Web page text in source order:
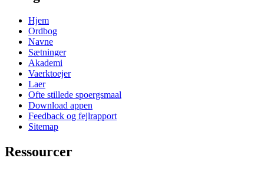
Hjem
Ordbog
Navne
Sætninger
Akademi
Vaerktoejer
Laer
Ofte stillede spoergsmaal
Download appen
Feedback og fejlrapport
Sitemap
Ressourcer